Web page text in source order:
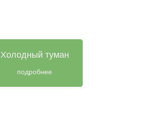
Холодный туман
подробнее